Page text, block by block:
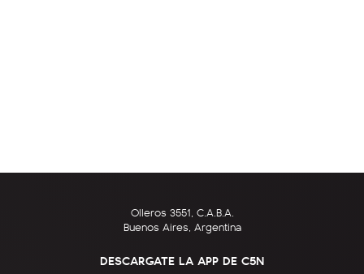
Olleros 3551, C.A.B.A.
Buenos Aires, Argentina
DESCARGATE LA APP DE C5N